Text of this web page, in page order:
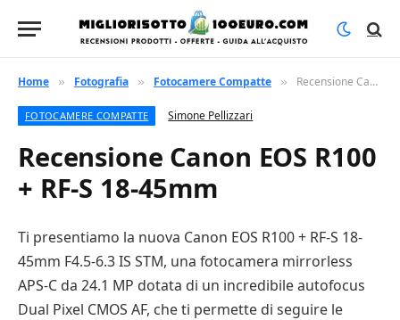
Home » Fotografia » Fotocamere Compatte » Recensione Canon EOS R100 + RF-S 18-45mm
FOTOCAMERE COMPATTE Simone Pellizzari
Recensione Canon EOS R100
+ RF-S 18-45mm
Ti presentiamo la nuova Canon EOS R100 + RF-S 18-
45mm F4.5-6.3 IS STM, una fotocamera mirrorless
APS-C da 24.1 MP dotata di un incredibile autofocus
Dual Pixel CMOS AF, che ti permette di seguire le